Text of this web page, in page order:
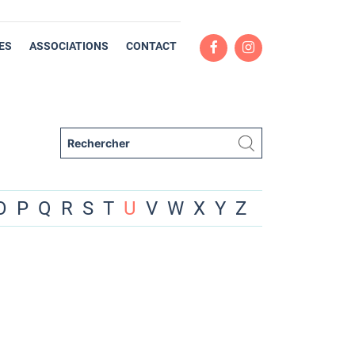
ASSOCIATIONS CONTACT
P Q R S T U V W X Y Z